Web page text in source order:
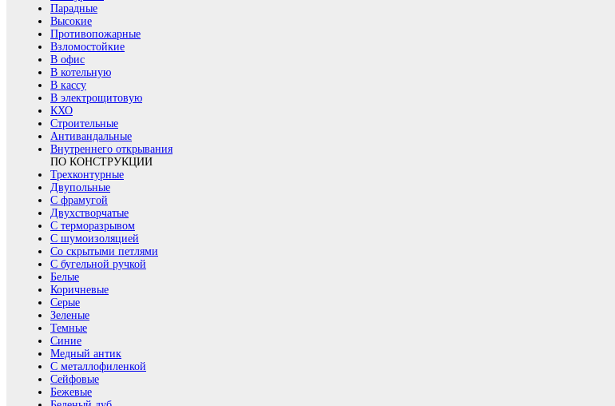
Парадные
Высокие
Противопожарные
Взломостойкие
В офис
В котельную
В кассу
В электрощитовую
КХО
Строительные
Антивандальные
Внутреннего открывания
ПО КОНСТРУКЦИИ
Трехконтурные
Двупольные
С фрамугой
Двухстворчатые
С терморазрывом
С шумоизоляцией
Со скрытыми петлями
С бугельной ручкой
Белые
Коричневые
Серые
Зеленые
Темные
Синие
Медный антик
С металлофиленкой
Сейфовые
Бежевые